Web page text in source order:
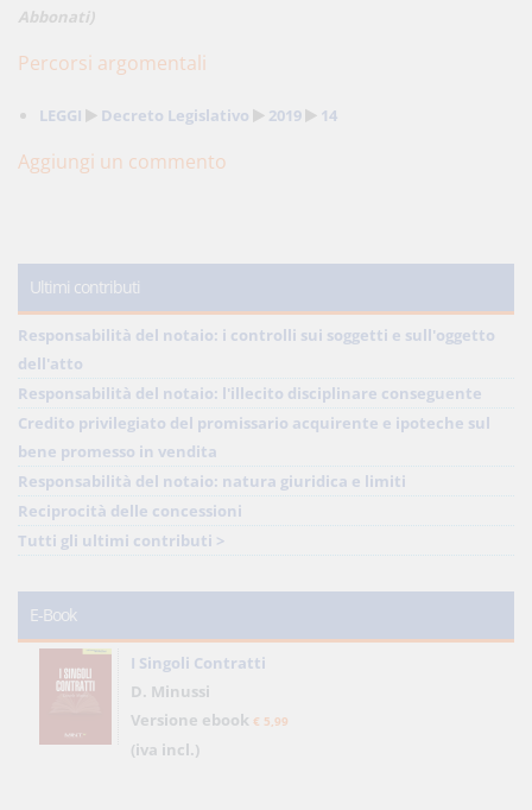
Abbonati)
Percorsi argomentali
LEGGI Decreto Legislativo 2019 14
Aggiungi un commento
Ultimi contributi
Responsabilità del notaio: i controlli sui soggetti e sull'oggetto
dell'atto
Responsabilità del notaio: l'illecito disciplinare conseguente
Credito privilegiato del promissario acquirente e ipoteche sul
bene promesso in vendita
Responsabilità del notaio: natura giuridica e limiti
Reciprocità delle concessioni
Tutti gli ultimi contributi >
E-Book
I Singoli Contratti
D. Minussi
Versione ebook € 5,99
(iva incl.)